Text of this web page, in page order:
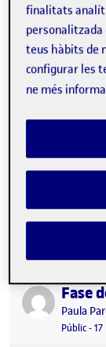
1. DIMENSIÓ
dimensió
Publicat perFase
Publicat
Paula
Visibilitat:
Públic-
finalitats
teus hàbits de
configurar les
ne més